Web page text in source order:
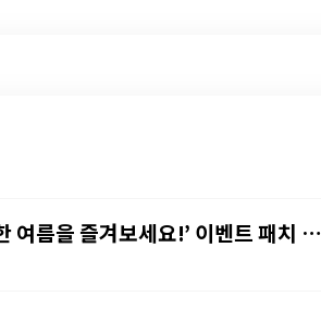
름을 즐겨보세요!’ 이벤트 패치 노